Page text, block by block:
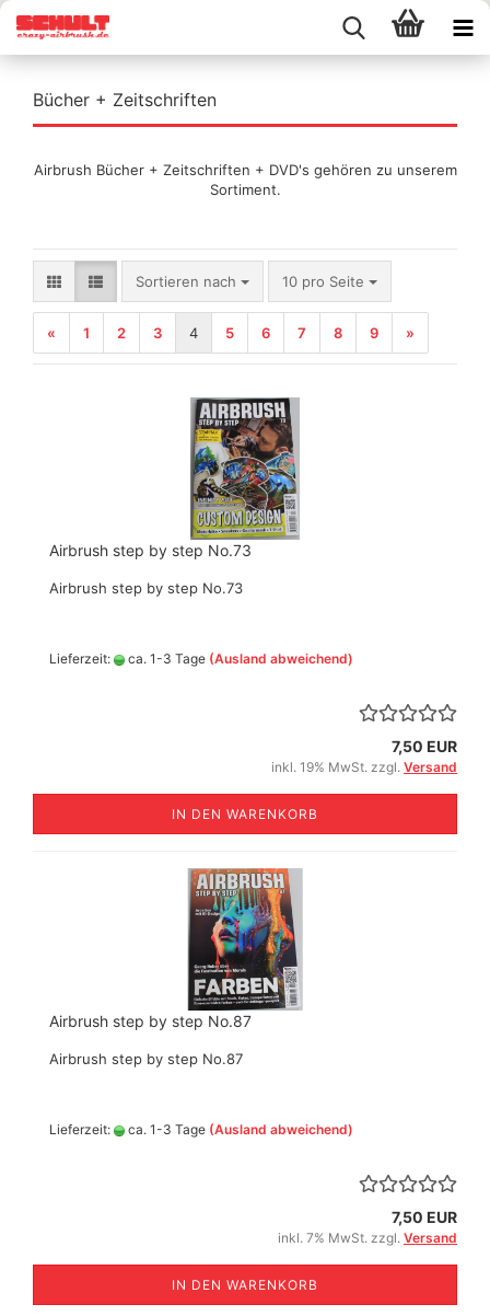
Bücher + Zeitschriften
Airbrush Bücher + Zeitschriften + DVD's gehören zu unserem
Sortiment.
Sortieren nach
Sortieren nach 10 pro Seite
pro Seite
« 1 2 3 4 5 6 7 8 9 »
Airbrush step by step No.73
Airbrush step by step No.73
Lieferzeit: ca. 1-3 Tage (Ausland abweichend)
7,50 EUR
inkl. 19% MwSt. zzgl. Versand
IN DEN WARENKORB
Airbrush step by step No.87
Airbrush step by step No.87
Lieferzeit: ca. 1-3 Tage (Ausland abweichend)
7,50 EUR
inkl. 7% MwSt. zzgl. Versand
IN DEN WARENKORB